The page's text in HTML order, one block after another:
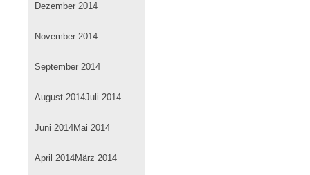
Dezember 2014
November 2014
September 2014
August 2014Juli 2014
Juni 2014Mai 2014
April 2014März 2014